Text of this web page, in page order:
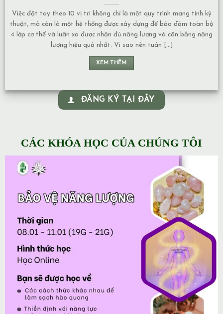
Việc đặt tay theo 10 vị trí không chỉ là một quy trình mang tính kỹ
thuật, mà còn là một hệ thống được xây dựng để bảo đảm toàn bộ
4 lớp cơ thể và luân xa được nhận đủ năng lượng và cân bằng năng
lượng hiệu quả nhất. Vì sao nên tuân [...]
XEM THÊM
ĐĂNG KÝ TẠI ĐÂY
CÁC KHÓA HỌC CỦA CHÚNG TÔI